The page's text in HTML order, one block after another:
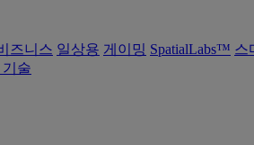
즈니스 일상용 게이밍 SpatialLabs™ 스
술